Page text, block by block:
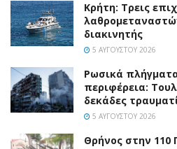
Κρήτη: Τρεις
διακινητής
5 ΑΥΓΟΎΣΤΟΥ 2026
Ρωσικά
περιφέρεια:
δεκάδες
5 ΑΥΓΟΎΣΤΟΥ 2026
Θρήνος στην